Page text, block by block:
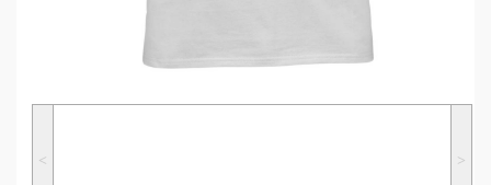
˂ ˃